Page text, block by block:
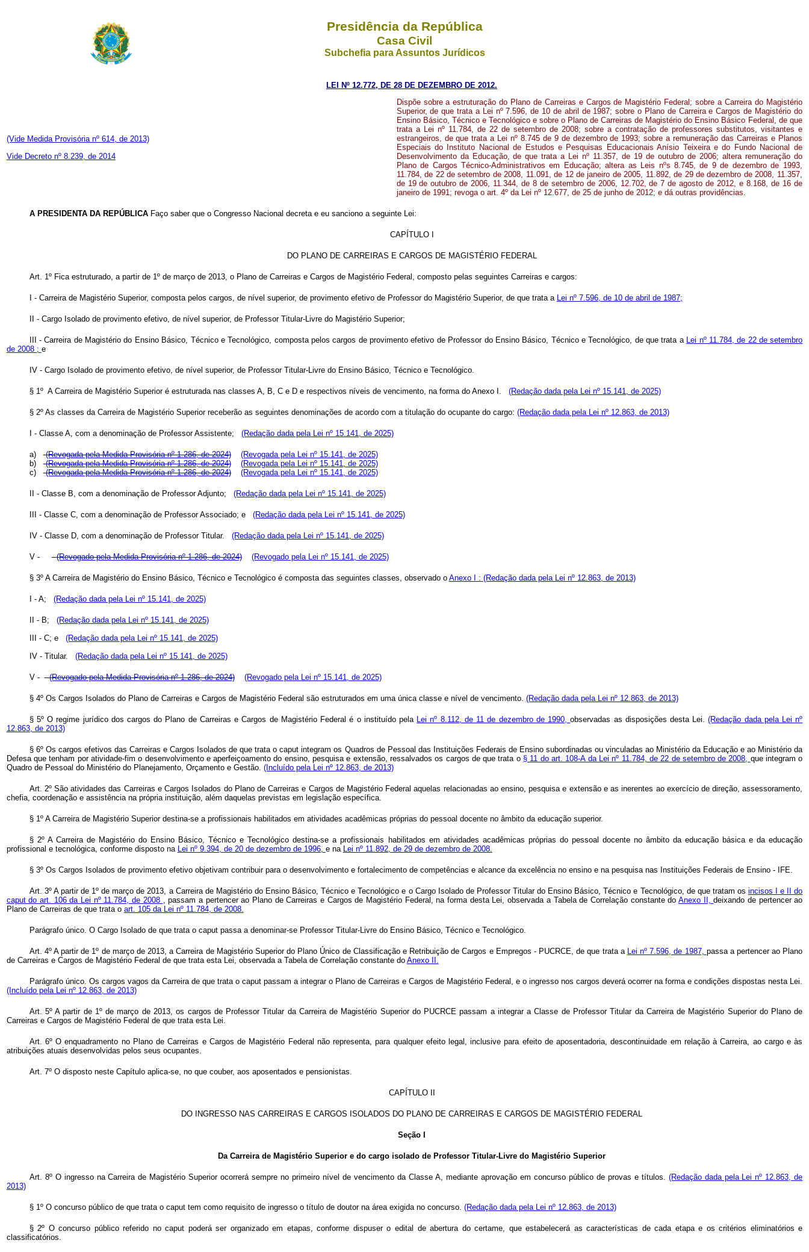
Presidência da República
Casa Civil
Subchefia para Assuntos Jurídicos
LEI Nº 12.772, DE 28 DE DEZEMBRO DE 2012.
(Vide Medida Provisória nº 614, de 2013)
Vide Decreto nº 8.239, de 2014
Dispõe sobre a estruturação do Plano de Carreiras e Cargos de Magistério Federal; sobre a Carreira do Magistério
Superior, de que trata a Lei nº 7.596, de 10 de abril de 1987; sobre o Plano de Carreira e Cargos de Magistério do
Ensino Básico, Técnico e Tecnológico e sobre o Plano de Carreiras de Magistério do Ensino Básico Federal, de que
trata a Lei nº 11.784, de 22 de setembro de 2008; sobre a contratação de professores substitutos, visitantes e
estrangeiros, de que trata a Lei nº 8.745 de 9 de dezembro de 1993; sobre a remuneração das Carreiras e Planos
Especiais do Instituto Nacional de Estudos e Pesquisas Educacionais Anísio Teixeira e do Fundo Nacional de
Desenvolvimento da Educação, de que trata a Lei nº 11.357, de 19 de outubro de 2006; altera remuneração do
Plano de Cargos Técnico-Administrativos em Educação; altera as Leis nºs 8.745, de 9 de dezembro de 1993,
11.784, de 22 de setembro de 2008, 11.091, de 12 de janeiro de 2005, 11.892, de 29 de dezembro de 2008, 11.357,
de 19 de outubro de 2006, 11.344, de 8 de setembro de 2006, 12.702, de 7 de agosto de 2012, e 8.168, de 16 de
janeiro de 1991; revoga o art. 4º da Lei nº 12.677, de 25 de junho de 2012; e dá outras providências.
A PRESIDENTA DA REPÚBLICA Faço saber que o Congresso Nacional decreta e eu sanciono a seguinte Lei:
CAPÍTULO I
DO PLANO DE CARREIRAS E CARGOS DE MAGISTÉRIO FEDERAL
Art. 1º Fica estruturado, a partir de 1º de março de 2013, o Plano de Carreiras e Cargos de Magistério Federal, composto pelas seguintes Carreiras e cargos:
I - Carreira de Magistério Superior, composta pelos cargos, de nível superior, de provimento efetivo de Professor do Magistério Superior, de que trata a Lei nº 7.596, de 10 de abril de 1987;
II - Cargo Isolado de provimento efetivo, de nível superior, de Professor Titular-Livre do Magistério Superior;
III - Carreira de Magistério do Ensino Básico, Técnico e Tecnológico, composta pelos cargos de provimento efetivo de Professor do Ensino Básico, Técnico e Tecnológico, de que trata a Lei nº 11.784, de 22 de setembro
de 2008 ; e
IV - Cargo Isolado de provimento efetivo, de nível superior, de Professor Titular-Livre do Ensino Básico, Técnico e Tecnológico.
§ 1º A Carreira de Magistério Superior é estruturada nas classes A, B, C e D e respectivos níveis de vencimento, na forma do Anexo I. (Redação dada pela Lei nº 15.141, de 2025)
§ 2º As classes da Carreira de Magistério Superior receberão as seguintes denominações de acordo com a titulação do ocupante do cargo: (Redação dada pela Lei nº 12.863, de 2013)
I - Classe A, com a denominação de Professor Assistente; (Redação dada pela Lei nº 15.141, de 2025)
a) (Revogada pela Medida Provisória nº 1.286, de 2024)
(Revogada pela Lei nº 15.141, de 2025)
b)
(Revogada pela Medida Provisória nº 1.286, de 2024)
(Revogada pela Lei nº 15.141, de 2025)
c)
(Revogada pela Medida Provisória nº 1.286, de 2024) (Revogada pela Lei nº 15.141, de 2025)
II - Classe B, com a denominação de Professor Adjunto; (Redação dada pela Lei nº 15.141, de 2025)
III - Classe C, com a denominação de Professor Associado; e (Redação dada pela Lei nº 15.141, de 2025)
IV - Classe D, com a denominação de Professor Titular. (Redação dada pela Lei nº 15.141, de 2025)
V - (Revogado pela Medida Provisória nº 1.286, de 2024) (Revogado pela Lei nº 15.141, de 2025)
§ 3º A Carreira de Magistério do Ensino Básico, Técnico e Tecnológico é composta das seguintes classes, observado o Anexo I : (Redação dada pela Lei nº 12.863, de 2013)
I - A; (Redação dada pela Lei nº 15.141, de 2025)
II - B;
(Redação dada pela Lei nº 15.141, de 2025)
III - C; e
(Redação dada pela Lei nº 15.141, de 2025)
IV - Titular.
(Redação dada pela Lei nº 15.141, de 2025)
V - (Revogado pela Medida Provisória nº 1.286, de 2024) (Revogado pela Lei nº 15.141, de 2025)
§ 4º Os Cargos Isolados do Plano de Carreiras e Cargos de Magistério Federal são estruturados em uma única classe e nível de vencimento. (Redação dada pela Lei nº 12.863, de 2013)
§ 5º O regime jurídico dos cargos do Plano de Carreiras e Cargos de Magistério Federal é o instituído pela Lei nº 8.112, de 11 de dezembro de 1990,observadas as disposições desta Lei.(Redação dada pela Lei nº
12.863, de 2013)
§ 6º Os cargos efetivos das Carreiras e Cargos Isolados de que trata ocaputintegram os Quadros de Pessoal das Instituições Federais de Ensino subordinadas ou vinculadas ao Ministério da Educação e ao Ministério da
Defesa que tenham por atividade-fim o desenvolvimento e aperfeiçoamento do ensino, pesquisa e extensão, ressalvados os cargos de que trata o § 11 do art. 108-A da Lei nº 11.784, de 22 de setembro de 2008, que integram o
Quadro de Pessoal do Ministério do Planejamento, Orçamento e Gestão. (Incluído pela Lei nº 12.863, de 2013)
Art. 2º São atividades das Carreiras e Cargos Isolados do Plano de Carreiras e Cargos de Magistério Federal aquelas relacionadas ao ensino, pesquisa e extensão e as inerentes ao exercício de direção, assessoramento,
chefia, coordenação e assistência na própria instituição, além daquelas previstas em legislação específica.
§ 1º A Carreira de Magistério Superior destina-se a profissionais habilitados em atividades acadêmicas próprias do pessoal docente no âmbito da educação superior.
§ 2º A Carreira de Magistério do Ensino Básico, Técnico e Tecnológico destina-se a profissionais habilitados em atividades acadêmicas próprias do pessoal docente no âmbito da educação básica e da educação
profissional e tecnológica, conforme disposto na Lei nº 9.394, de 20 de dezembro de 1996, e na Lei nº 11.892, de 29 de dezembro de 2008.
§ 3º Os Cargos Isolados de provimento efetivo objetivam contribuir para o desenvolvimento e fortalecimento de competências e alcance da excelência no ensino e na pesquisa nas Instituições Federais de Ensino - IFE.
Art. 3º A partir de 1º de março de 2013, a Carreira de Magistério do Ensino Básico, Técnico e Tecnológico e o Cargo Isolado de Professor Titular do Ensino Básico, Técnico e Tecnológico, de que tratam os incisos I e II do
caput do art. 106 da Lei nº 11.784, de 2008 , passam a pertencer ao Plano de Carreiras e Cargos de Magistério Federal, na forma desta Lei, observada a Tabela de Correlação constante do Anexo II,deixando de pertencer ao
Plano de Carreiras de que trata o art. 105 da Lei nº 11.784, de 2008.
Parágrafo único. O Cargo Isolado de que trata o caput passa a denominar-se Professor Titular-Livre do Ensino Básico, Técnico e Tecnológico.
Art. 4º A partir de 1º de março de 2013, a Carreira de Magistério Superior do Plano Único de Classificação e Retribuição de Cargos e Empregos - PUCRCE, de que trata a Lei nº 7.596, de 1987, passa a pertencer ao Plano
de Carreiras e Cargos de Magistério Federal de que trata esta Lei, observada a Tabela de Correlação constante do Anexo II.
Parágrafo único. Os cargos vagos da Carreira de que trata o caput passam a integrar o Plano de Carreiras e Cargos de Magistério Federal, e o ingresso nos cargos deverá ocorrer na forma e condições dispostas nesta Lei.
(Incluído pela Lei nº 12.863, de 2013)
Art. 5º A partir de 1º de março de 2013, os cargos de Professor Titular da Carreira de Magistério Superior do PUCRCE passam a integrar a Classe de Professor Titular da Carreira de Magistério Superior do Plano de
Carreiras e Cargos de Magistério Federal de que trata esta Lei.
Art. 6º O enquadramento no Plano de Carreiras e Cargos de Magistério Federal não representa, para qualquer efeito legal, inclusive para efeito de aposentadoria, descontinuidade em relação à Carreira, ao cargo e às
atribuições atuais desenvolvidas pelos seus ocupantes.
Art. 7º O disposto neste Capítulo aplica-se, no que couber, aos aposentados e pensionistas.
CAPÍTULO II
DO INGRESSO NAS CARREIRAS E CARGOS ISOLADOS DO PLANO DE CARREIRAS E CARGOS DE MAGISTÉRIO FEDERAL
Seção I
Da Carreira de Magistério Superior e do cargo isolado de Professor Titular-Livre do Magistério Superior
Art. 8º O ingresso na Carreira de Magistério Superior ocorrerá sempre no primeiro nível de vencimento da Classe A, mediante aprovação em concurso público de provas e títulos. (Redação dada pela Lei nº 12.863, de
2013)
§ 1º O concurso público de que trata o caput tem como requisito de ingresso o título de doutor na área exigida no concurso. (Redação dada pela Lei nº 12.863, de 2013)
§ 2º O concurso público referido nocaput poderá ser organizado em etapas, conforme dispuser o edital de abertura do certame, que estabelecerá as características de cada etapa e os critérios eliminatórios e
classificatórios.